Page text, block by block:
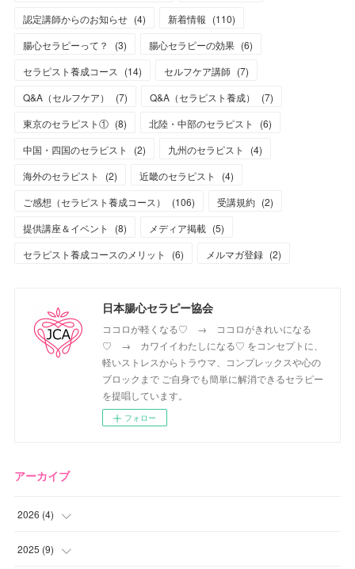
認定講師からのお知らせ (4) 新着情報 (110)
腸心セラピーって？
(3) 腸心セラピーの効果 (6)
セラピスト養成コース
(14) セルフケア講師 (7)
Q&A（セルフケア）
(7) Q&A（セラピスト養成） (7)
東京のセラピスト① (8) 北陸・中部のセラピスト (6)
中国・四国のセラピスト
(2) 九州のセラピスト (4)
海外のセラピスト
(2) 近畿のセラピスト (4)
ご感想（セラピスト養成コース）
(106) 受講規約 (2)
提供講座＆イベント
(8) メディア掲載 (5)
セラピスト養成コースのメリット
(6) メルマガ登録 (2)
日本腸心セラピー協会
ココロが軽くなる♡ → ココロがきれいになる
♡ → カワイイわたしになる♡ をコンセプトに、
軽いストレスからトラウマ、コンプレックスや心の
ブロックまで ご自身でも簡単に解消できるセラピー
を提唱しています。
フォロー
アーカイブ
2026 (4)
( )
2025 (9)